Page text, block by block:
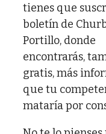
tienes que
boletín de
Portillo, donde
encontrarás,
gratis, más
que tu
mataría por